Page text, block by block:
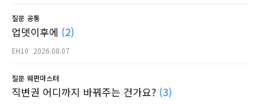
질문 공통
업뎃이후에 (2)
EH10 2026.08.07
질문 웨펀마스터
직변권 어디까지 바꿔주는 건가요? (3)